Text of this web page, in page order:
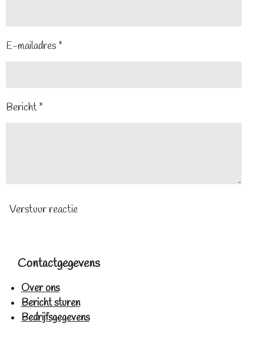
E-mailadres *
Bericht *
Verstuur reactie
Contactgegevens
Over ons
Bericht sturen
Bedrijfsgegevens